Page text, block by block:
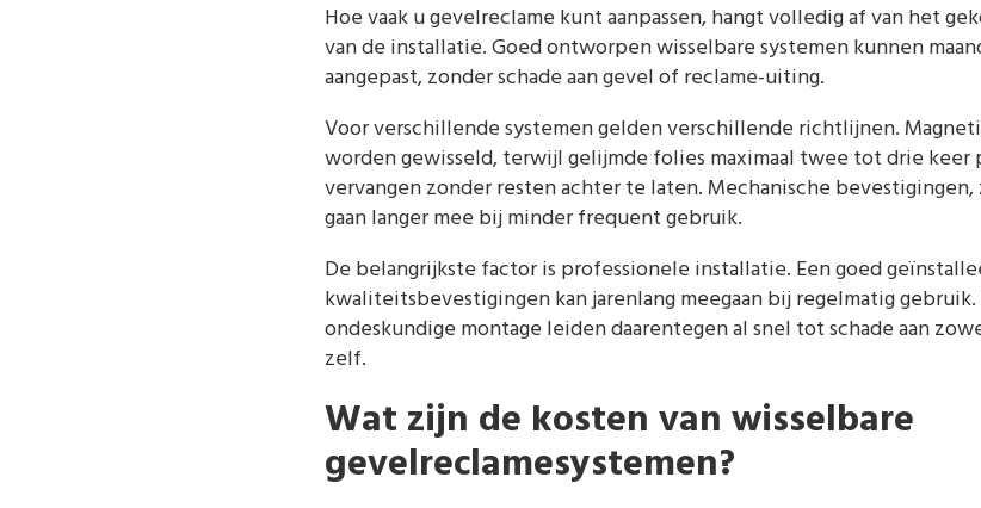
Hoe vaak u gevelreclame kunt aanpassen, hangt volledig af van het
van de installatie. Goed ontworpen wisselbare systemen kunnen
aangepast, zonder schade aan gevel of reclame-uiting.
Voor verschillende systemen gelden verschillende richtlijnen.
worden gewisseld, terwijl gelijmde folies maximaal twee tot drie keer
vervangen zonder resten achter te laten. Mechanische
gaan langer mee bij minder frequent gebruik.
De belangrijkste factor is professionele installatie. Een goed
kwaliteitsbevestigingen kan jarenlang meegaan bij regelmatig
ondeskundige montage leiden daarentegen al snel tot schade aan
zelf.
Wat zijn de kosten van wisselbare
gevelreclamesystemen?